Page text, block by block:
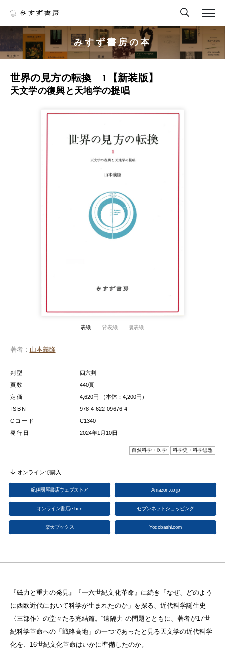
みすず書房の本
世界の見方の転換 1【新装版】
天文学の復興と天地学の提唱
表紙 背表紙 裏表紙
著者 山本義隆
判型
四六判
頁数
440頁
定価
4,620円 （本体：4,200円）
ISBN
978-4-622-09676-4
Cコード
C1340
発行日
2024年1月10日
自然科学・医学 科学史・科学思想
オンラインで購入
紀伊國屋書店ウェブストア Amazon.co.jp
オンライン書店e-hon セブンネットショッピング
楽天ブックス Yodobashi.com
『磁力と重力の発見』『一六世紀文化革命』に続き「なぜ、どのよう
に西欧近代において科学が生まれたのか」を探る、近代科学誕生史
〈三部作〉の堂々たる完結篇。“遠隔力”の問題とともに、著者が17世
紀科学革命への「戦略高地」の一つであったと見る天文学の近代科学
化を、16世紀文化革命はいかに準備したのか。